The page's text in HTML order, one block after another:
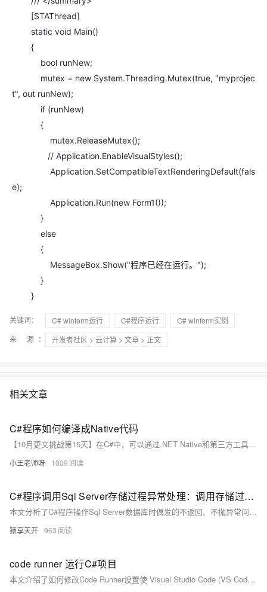
[STAThread]
static void Main()
{
bool runNew;
mutex = new System.Threading.Mutex(true, "myprojec
t", out runNew);
if (runNew)
{
mutex.ReleaseMutex();
// Application.EnableVisualStyles();
Application.SetCompatibleTextRenderingDefault(fals
e);
Application.Run(new Form1());
}
else
{
MessageBox.Show("程序已经在运行。");
}
}
关键词： C# winform运行 C#程序运行
C# winform实例
来 源：
开发者社区 > 云计算 > 文章 > 正文
相关文章
C#程序如何编译成Native代码
【10月更文挑战第15天】在C#中，可以通过.NET Native和第三方工具（如Ngen.exe）将程序编译成Native代码，以提升性能和启动速度。.NET Native适用于UWP应用，而Ngen.exe则通过预编译托管程序集为本地机器代码来加速启动。不过，这些方法也可能增加编译时间和部署复杂度。
小王老师呀 1009
C#程序调用Sql Server存储过程异常处理：调用存储过程后不返回、不抛异常的解决方案
本文分析了C#程序操作Sql Server数据库时偶发的不返回、不抛异常问题，并提出了解决思路。首先解析了一个执行存储过程的函数`ExecuteProcedure`，其功能是调用存储过程并返回影响行数。针对代码执行被阻塞但无异常的情况，文章总结了可能原因，如死锁、无限循环或网络问题等。随后提供了多种解决方案：1) 增加日志定位问题；2) 使用异步操作提升响应性；3) 设置超时机制避免阻塞；4) 利用线程池分离主线程；5) 通过信号量同步线程；6) 监控数据库连接状态确保可用性。这些方法可有效应对数据库操作中的潜在问题，保障程序稳定性。
猿享天开 963
code runner 运行C#项目
本文介绍了如何修改Code Runner设置使 Visual Studio Code (VS Code) 能直接运行完整的 C# 项目。传统方式依赖 cscript 工具，仅支持 .csx 文件，功能受限且已停止维护。新配置使用 `dotnet run` 命令，结合一系列炫酷的cmd指令，将指令定位到具体的csproj文件上进行运行。